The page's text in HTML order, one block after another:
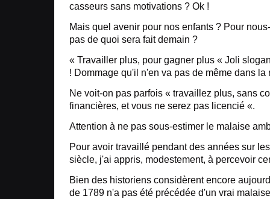
casseurs sans motivations ? Ok !
Mais quel avenir pour nos enfants ? Pour
pas de quoi sera fait demain ?
« Travailler plus, pour gagner plus « Joli
! Dommage qu'il n'en va pas de même dans la
Ne voit-on pas parfois « travaillez plus, sans
financières, et vous ne serez pas licencié «.
Attention à ne pas sous-estimer le malaise
Pour avoir travaillé pendant des années sur
siècle, j'ai appris, modestement, à percevoir
Bien des historiens considèrent encore
de 1789 n'a pas été précédée d'un vrai